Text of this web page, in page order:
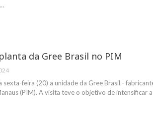
da Gree Brasil no PIM
sexta-feira (20) a unidade da Gree Brasil -
(PIM). A visita teve o objetivo de intensificar